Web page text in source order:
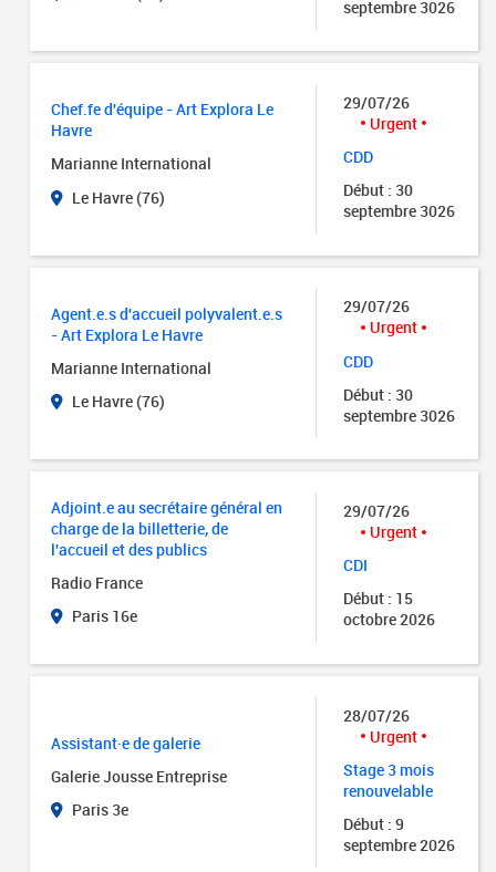
septembre 3026
Chef.fe d'équipe - Art Explora Le
Havre
Marianne International
Le Havre (76)
29/07/26
Urgent
CDD
Début : 30
septembre 3026
Agent.e.s d'accueil polyvalent.e.s
- Art Explora Le Havre
Marianne International
Le Havre (76)
29/07/26
Urgent
CDD
Début : 30
septembre 3026
Adjoint.e au secrétaire général en
charge de la billetterie, de
l'accueil et des publics
Radio France
Paris 16e
29/07/26
Urgent
CDI
Début : 15
octobre 2026
Assistant·e de galerie
Galerie Jousse Entreprise
Paris 3e
28/07/26
Urgent
Stage 3 mois
renouvelable
Début : 9
septembre 2026